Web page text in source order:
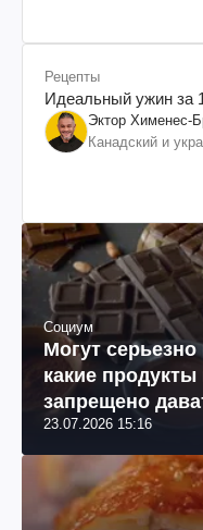
Рецепты
Идеальный ужин за
Эктор Хименес-
Канадский и
Социум
Могут
какие продукты
запрещено
23.07.2026 15:16